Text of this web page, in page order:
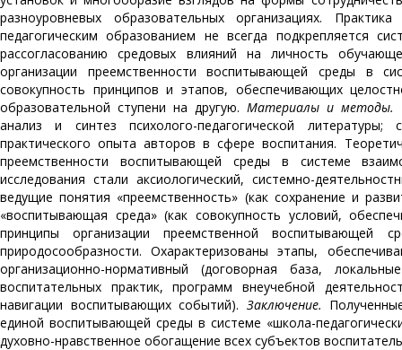
разноуровневых образовательных организациях.
педагогическим образованием не всегда подкрепляется
рассогласованию средовых влияний на личность
организации преемственности воспитывающей среды в
совокупность принципов и этапов, обеспечивающих
образовательной ступени на другую. Материалы и методы.
анализ и синтез психолого-педагогической литературы;
практического опыта авторов в сфере воспитания.
преемственности воспитывающей среды в системе
исследования стали аксиологический, системно-
ведущие понятия «преемственность» (как сохранение и
«воспитывающая среда» (как совокупность условий,
принципы организации преемственной воспитывающей
природосообразности. Охарактеризованы этапы,
организационно-нормативный (договорная база,
воспитательных практик, программ внеучебной
навигации воспитывающих событий). Заключение.
единой воспитывающей среды в системе «школа-
духовно-нравственное обогащение всех субъектов